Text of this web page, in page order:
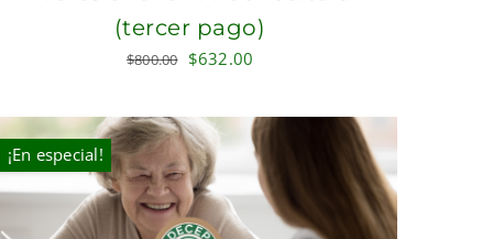
(tercer pago)
$800.00 Original
was:
$800.00.
$632.00
is:
$632.00.
¡En especial!